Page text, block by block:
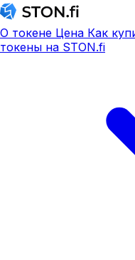
О токене Цена Как
токены на STON.fi